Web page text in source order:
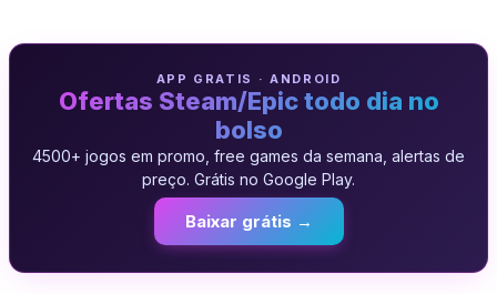
APP GRATIS · ANDROID
Ofertas Steam/Epic todo dia no
bolso
4500+ jogos em promo, free games da semana, alertas de
preço. Grátis no Google Play.
Baixar grátis →